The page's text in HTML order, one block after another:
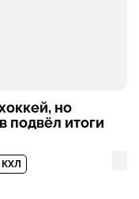
но
подвёл итоги
КХЛ